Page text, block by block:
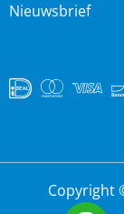
Nieuwsbrief
Copyright